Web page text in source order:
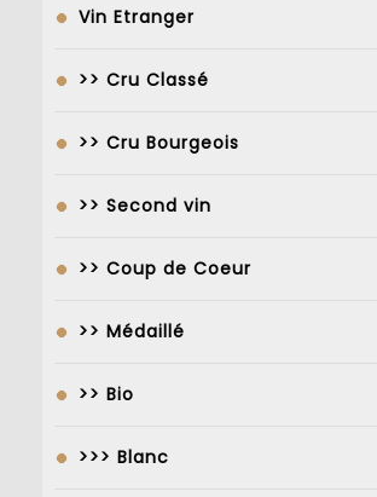
Vin Etranger
>> Cru Classé
>> Cru Bourgeois
>> Second vin
>> Coup de Coeur
>> Médaillé
>> Bio
>>> Blanc